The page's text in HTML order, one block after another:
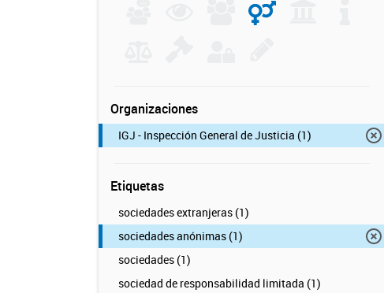
Organizaciones
IGJ - Inspección General de Justicia (1)
Etiquetas
sociedades extranjeras (1)
sociedades anónimas (1)
sociedades (1)
sociedad de responsabilidad limitada (1)